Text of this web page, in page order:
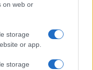
on web or
storage
or app.
storage
non possono
al di fuori della
il controllo,
si sono